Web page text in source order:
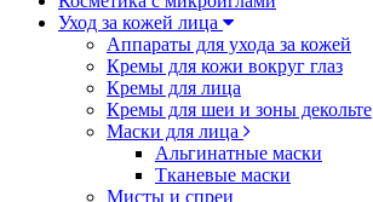
Уход за кожей лица
Аппараты для ухода за кожей
Кремы для кожи вокруг глаз
Кремы для лица
Кремы для шеи и зоны декольте
Маски для лица
Альгинатные маски
Тканевые маски
Мисты и спреи